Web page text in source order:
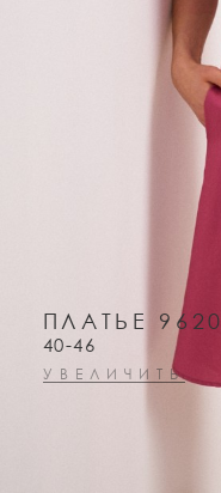
ПЛАТЬЕ 9620
40-46
УВЕЛИЧИТЬ